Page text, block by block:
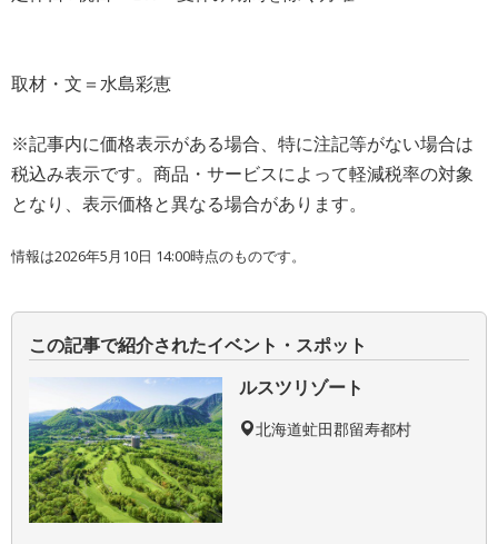
取材・文＝水島彩恵
※記事内に価格表示がある場合、特に注記等がない場合は
税込み表示です。商品・サービスによって軽減税率の対象
となり、表示価格と異なる場合があります。
情報は2026年5月10日 14:00時点のものです。
この記事で紹介されたイベント・スポット
ルスツリゾート
北海道虻田郡留寿都村